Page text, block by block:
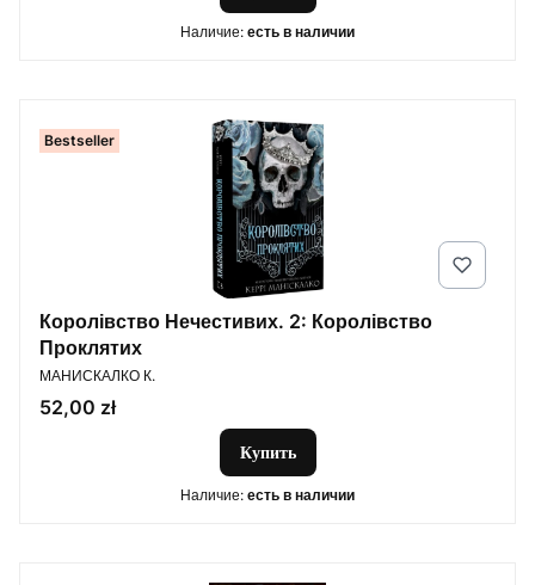
Наличие: есть в наличии
Bestseller
Королівство Нечестивих. 2: Королівство
Проклятих
ПРОИЗВОДИТЕЛЬ
МАНИСКАЛКО К.
Цена
52,00 zł
Купить
Наличие: есть в наличии